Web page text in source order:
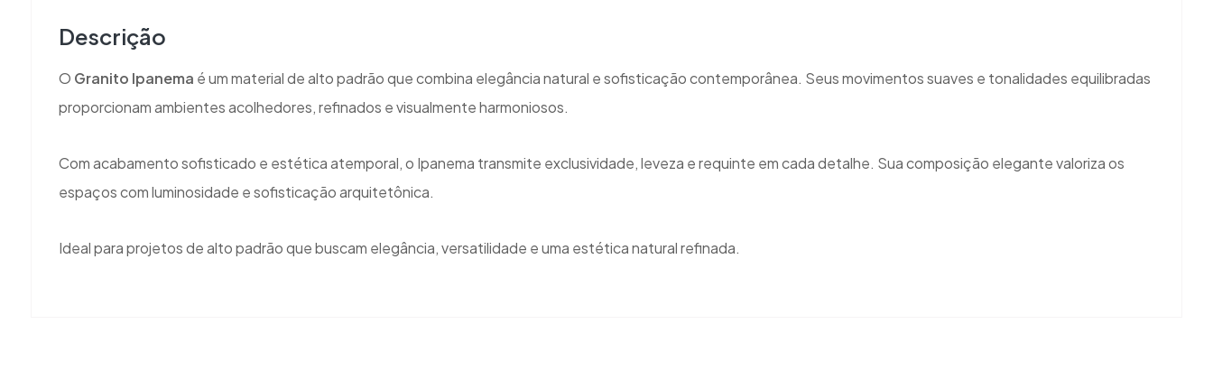
Descrição
O Granito Ipanema é um material de alto padrão que combina elegância natural e sofisticação contemporânea. Seus movimentos suaves e tonalidades equilibradas
proporcionam ambientes acolhedores, refinados e visualmente harmoniosos.
Com acabamento sofisticado e estética atemporal, o Ipanema transmite exclusividade, leveza e requinte em cada detalhe. Sua composição elegante valoriza os
espaços com luminosidade e sofisticação arquitetônica.
Ideal para projetos de alto padrão que buscam elegância, versatilidade e uma estética natural refinada.